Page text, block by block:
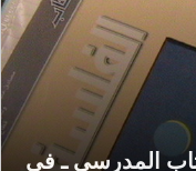
المدرسي ـ في